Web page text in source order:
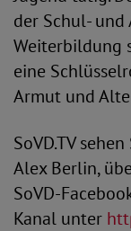
der Schul-
Weiterbildung
eine
Armut und
SoVD.TV
Alex Berlin,
SoVD-
Kanal unter